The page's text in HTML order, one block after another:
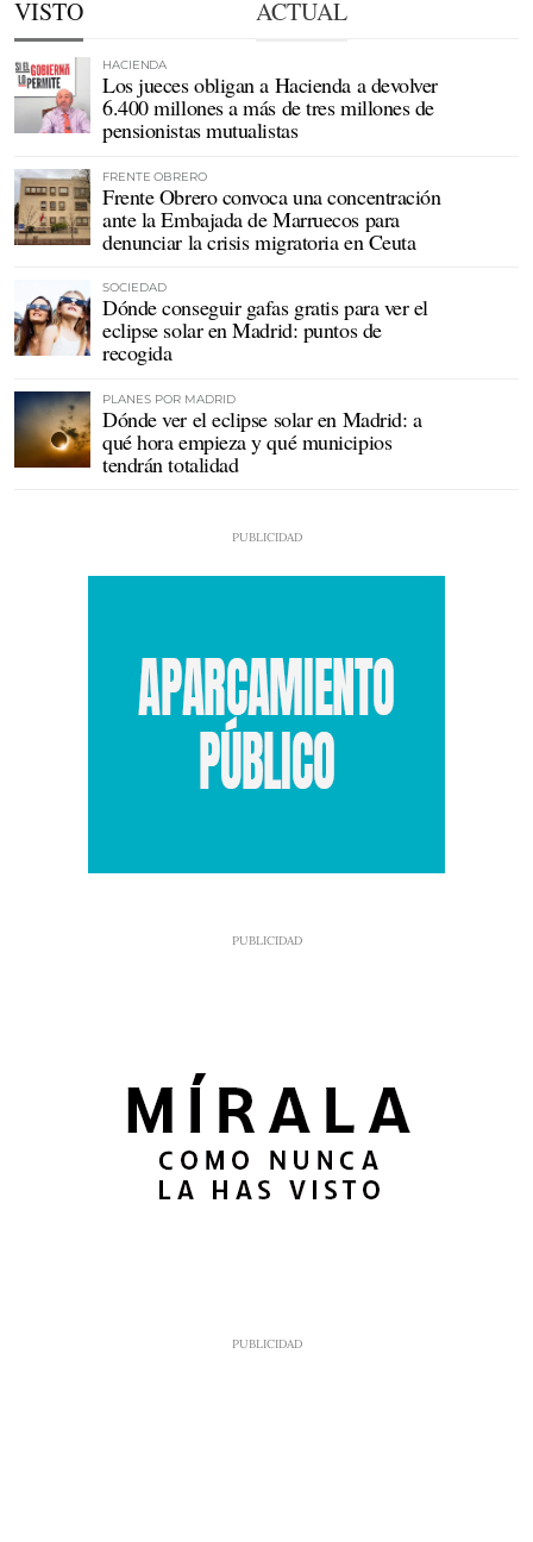
VISTO ACTUAL
HACIENDA
Los jueces obligan a Hacienda a devolver
6.400 millones a más de tres millones de
pensionistas mutualistas
FRENTE OBRERO
Frente Obrero convoca una concentración
ante la Embajada de Marruecos para
denunciar la crisis migratoria en Ceuta
SOCIEDAD
Dónde conseguir gafas gratis para ver el
eclipse solar en Madrid: puntos de
recogida
PLANES POR MADRID
Dónde ver el eclipse solar en Madrid: a
qué hora empieza y qué municipios
tendrán totalidad